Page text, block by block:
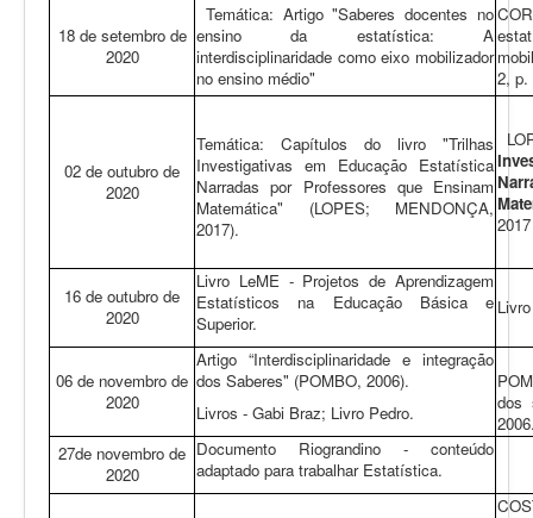
18 de setembro de
2020
Temática: Artigo "Saberes docentes no
ensino da estatística: A
interdisciplinaridade como eixo mobilizador
no ensino médio"
2, p.
02 de outubro de
2020
Temática: Capítulos do livro "Trilhas
Investigativas em Educação Estatística
Narradas por Professores que Ensinam
Matemática" (LOPES; MENDONÇA,
2017).
2017
16 de outubro de
2020
Livro LeME - Projetos de Aprendizagem
Estatísticos na Educação Básica e
Superior.
06 de novembro de
2020
Artigo “Interdisciplinaridade e integração
dos Saberes" (POMBO, 2006).
Livros - Gabi Braz; Livro Pedro.
dos
27de novembro de
2020
Documento Riograndino - conteúdo
adaptado para trabalhar Estatística.